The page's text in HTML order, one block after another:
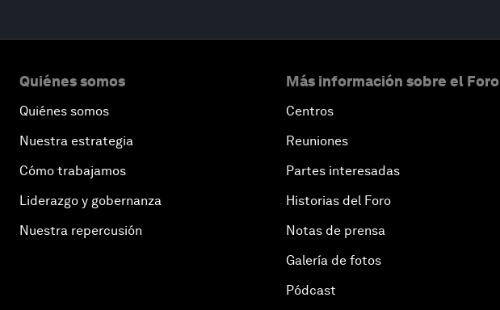
Quiénes somos
Quiénes somos
Nuestra estrategia
Cómo trabajamos
Liderazgo y gobernanza
Nuestra repercusión
Más información sobre el Foro
Centros
Reuniones
Partes interesadas
Historias del Foro
Notas de prensa
Galería de fotos
Pódcast